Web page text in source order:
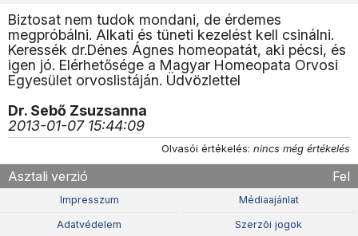
Biztosat nem tudok mondani, de érdemes
megpróbálni. Alkati és tüneti kezelést kell csinálni.
Keressék dr.Dénes Ágnes homeopatát, aki pécsi, és
igen jó. Elérhetősége a Magyar Homeopata Orvosi
Egyesület orvoslistáján. Üdvözlettel
Dr. Sebő Zsuzsanna
2013-01-07 15:44:09
Olvasói értékelés: nincs még értékelés
Asztali verzió Fel
Impresszum Médiaajánlat
Adatvédelem Szerzõi jogok